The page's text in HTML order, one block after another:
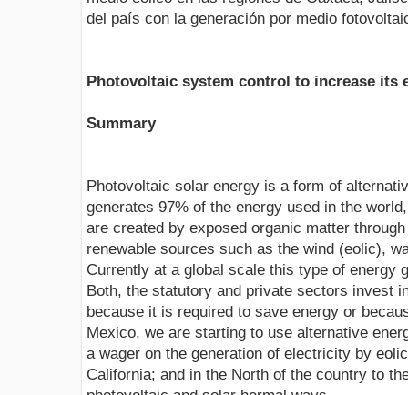
del país con la generación por medio
Photovoltaic system control to increase its
Summary
Photovoltaic solar energy is a form of
generates 97% of the energy used in the
are created by exposed organic matter
renewable sources such as the wind (eolic),
Currently at a global scale this type of energy
Both, the statutory and private sectors invest
because it is required to save energy or
Mexico, we are starting to use alternative
a wager on the generation of electricity by
California; and in the North of the country to